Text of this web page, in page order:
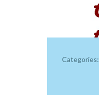
Categories: